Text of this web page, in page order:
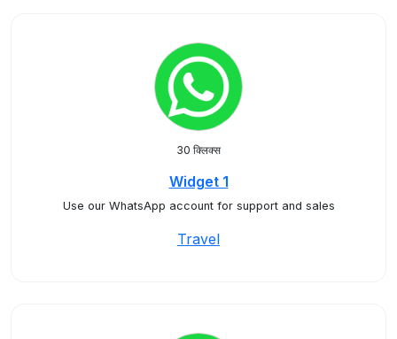
30 क्लिक्स
Widget 1
Use our WhatsApp account for support and sales
Travel